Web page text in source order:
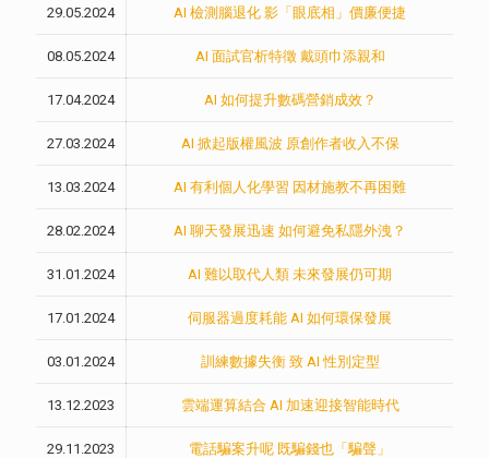
29.05.2024 AI 檢測腦退化 影「眼底相」價廉便捷
08.05.2024 AI 面試官析特徵 戴頭巾添親和
17.04.2024 AI 如何提升數碼營銷成效？
27.03.2024 AI 掀起版權風波 原創作者收入不保
13.03.2024 AI 有利個人化學習 因材施教不再困難
28.02.2024 AI 聊天發展迅速 如何避免私隱外洩？
31.01.2024 AI 難以取代人類 未來發展仍可期
17.01.2024 伺服器過度耗能 AI 如何環保發展
03.01.2024 訓練數據失衡 致 AI 性別定型
13.12.2023 雲端運算結合 AI 加速迎接智能時代
29.11.2023 電話騙案升呢 既騙錢也「騙聲」